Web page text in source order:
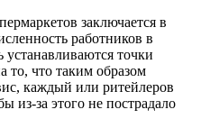
заключается в
работников в
устанавливаются точки
то, что таким образом
каждый или ритейлеров
из-за этого не пострадало